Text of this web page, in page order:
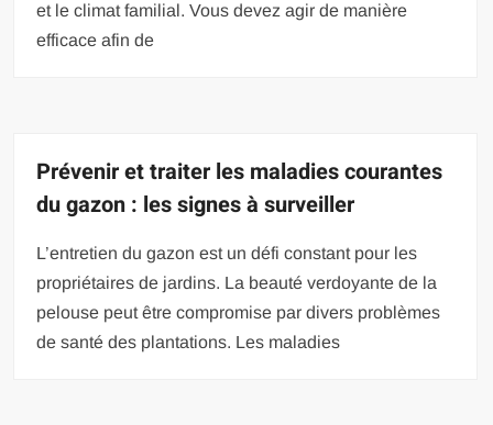
et le climat familial. Vous devez agir de manière
efficace afin de
Prévenir et traiter les maladies courantes
du gazon : les signes à surveiller
L’entretien du gazon est un défi constant pour les
propriétaires de jardins. La beauté verdoyante de la
pelouse peut être compromise par divers problèmes
de santé des plantations. Les maladies